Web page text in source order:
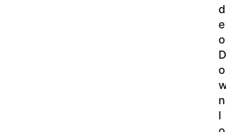
d
e
o
D
o
n
l